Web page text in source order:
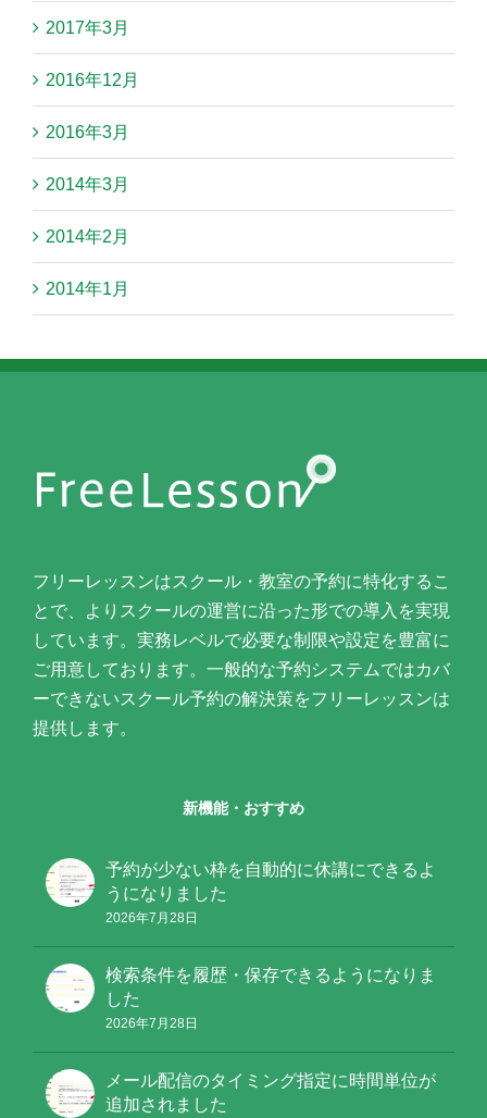
2017年3月
2016年12月
2016年3月
2014年3月
2014年2月
2014年1月
フリーレッスンはスクール・教室の予約に特化するこ
とで、よりスクールの運営に沿った形での導入を実現
しています。実務レベルで必要な制限や設定を豊富に
ご用意しております。一般的な予約システムではカバ
ーできないスクール予約の解決策をフリーレッスンは
提供します。
新機能・おすすめ
予約が少ない枠を自動的に休講にできるよ
うになりました
2026年7月28日
検索条件を履歴・保存できるようになりま
した
2026年7月28日
メール配信のタイミング指定に時間単位が
追加されました